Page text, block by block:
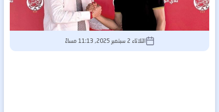
الثلاثاء 2 سبتمبر 2025, 11:13 مساءً